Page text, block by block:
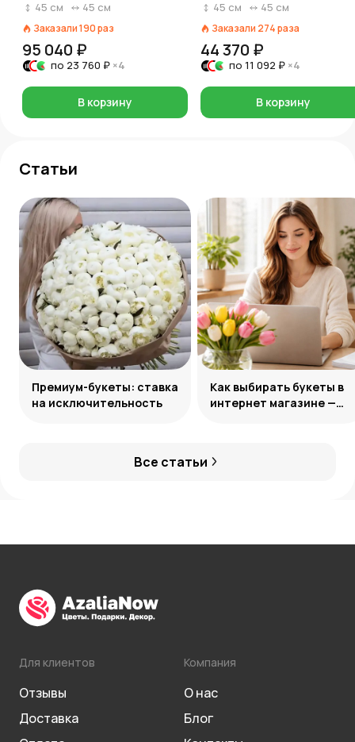
45 см 45 см
Заказали190раз
95 040 ₽
по 23 760 ₽ ×4
В корзину
45 см 45 см
Заказали 274раза
44 370 ₽
по 11 092 ₽ ×4
В корзину
Статьи
Все статьи
Премиум-букеты: ставка
на исключительность
Как выбирать букеты в
интернет магазине —
Для клиентов
Отзывы
Доставка
Компания
О нас
Блог